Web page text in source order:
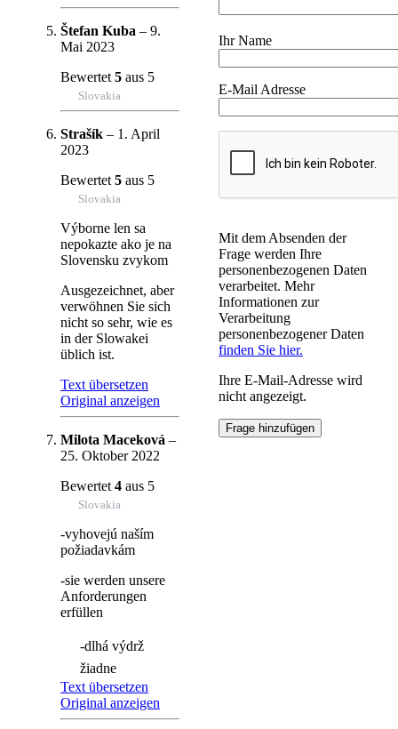
Štefan Kuba – 9.
Mai 2023
Bewertet 5 aus 5
Slovakia
Strašík – 1. April
2023
Bewertet 5 aus 5
Slovakia
Výborne len sa
nepokazte ako je na
Slovensku zvykom
Ausgezeichnet, aber
verwöhnen Sie sich
nicht so sehr, wie es
in der Slowakei
üblich ist.
Text übersetzen
Original anzeigen
Milota Maceková –
25. Oktober 2022
Bewertet 4 aus 5
Slovakia
-vyhovejú naším
požiadavkám
-sie werden unsere
Anforderungen
erfüllen
-dlhá výdrž
žiadne
Text übersetzen
Original anzeigen
Ihr Name
E-Mail Adresse
Mit dem Absenden der
Frage werden Ihre
personenbezogenen Daten
verarbeitet. Mehr
Informationen zur
Verarbeitung
personenbezogener Daten
finden Sie hier.
Ihre E-Mail-Adresse wird
nicht angezeigt.